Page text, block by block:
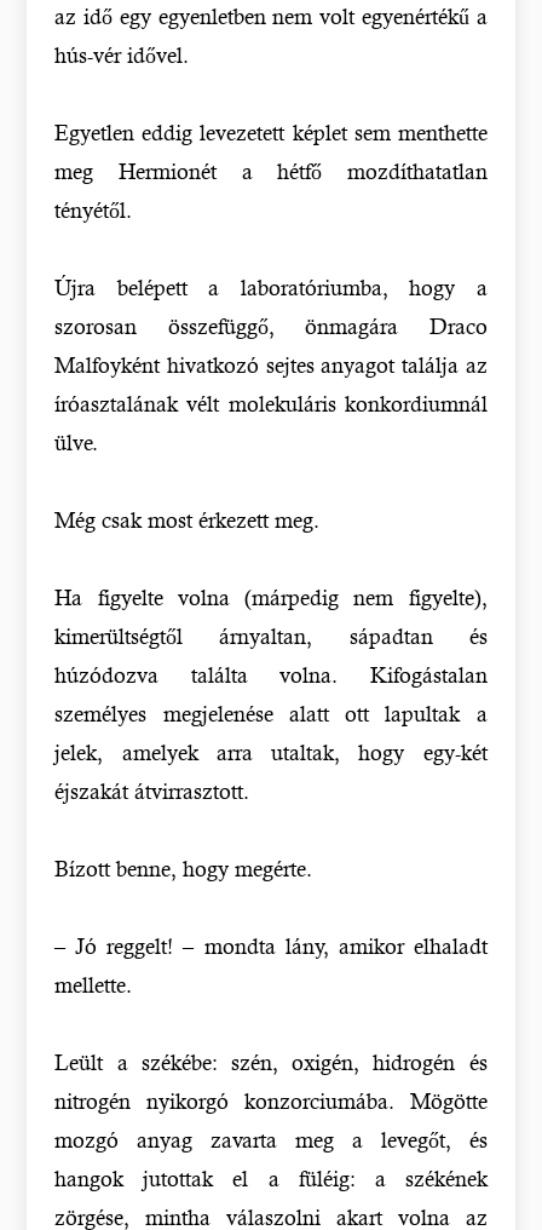
az idő egy egyenletben nem volt egyenértékű a
hús-vér idővel.
Egyetlen eddig levezetett képlet sem menthette
meg Hermionét a hétfő mozdíthatatlan
tényétől.
Újra belépett a laboratóriumba, hogy a
szorosan összefüggő, önmagára Draco
Malfoyként hivatkozó sejtes anyagot találja az
íróasztalának vélt molekuláris konkordiumnál
ülve.
Még csak most érkezett meg.
Ha figyelte volna (márpedig nem figyelte),
kimerültségtől árnyaltan, sápadtan és
húzódozva találta volna. Kifogástalan
személyes megjelenése alatt ott lapultak a
jelek, amelyek arra utaltak, hogy egy-két
éjszakát átvirrasztott.
Bízott benne, hogy megérte.
– Jó reggelt! – mondta lány, amikor elhaladt
mellette.
Leült a székébe: szén, oxigén, hidrogén és
nitrogén nyikorgó konzorciumába. Mögötte
mozgó anyag zavarta meg a levegőt, és
hangok jutottak el a füléig: a székének
zörgése, mintha válaszolni akart volna az